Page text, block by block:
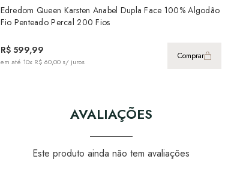
Edredom Queen Karsten Anabel Dupla Face 100% Algodão
Fio Penteado Percal 200 Fios
R$ 599,99
em até 10x R$ 60,00 s/ juros
Comprar
AVALIAÇÕES
Este produto ainda não tem avaliações